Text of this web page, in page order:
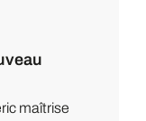
maîtrise